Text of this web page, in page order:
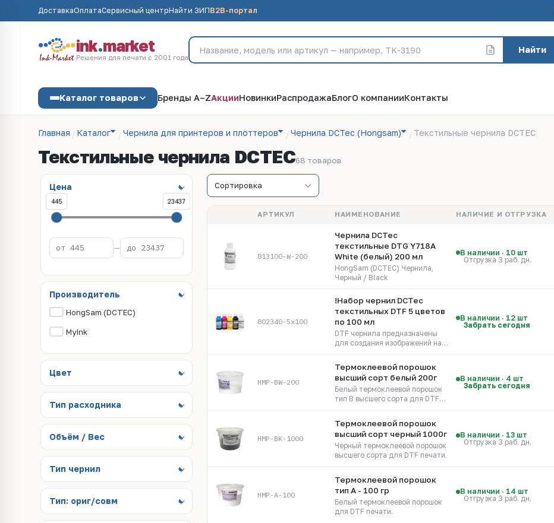
ДоставкаОплатаСервисный центрНайти ЗИПB2B-портал
ink.market
Решения для печати с 2001 года
Найти
Каталог товаров Бренды A–ZАкцииНовинкиРаспродажаБлогО компанииКонтакты
Главная Каталог Чернила для принтеров и плоттеров Чернила DCTec (Hongsam) Текстильные чернила DCTEC
Текстильные чернила DCTEC68 товаров
Цена
445 23437
—
Производитель
HongSam (DCTEC)
MyInk
Цвет
Тип расходника
Объём / Вес
Тип чернил
Тип: ориг/совм
АРТИКУЛ НАИМЕНОВАНИЕ НАЛИЧИЕ И ОТГРУЗКА
813100-W-200
Чернила DCTec
текстильные DTG Y718A
White (белый) 200 мл
HongSam (DCTEC) Чернила,
Черный / Black
В наличии · 10 шт
Отгрузка 3 раб. дн.
802340-5x100
!Набор чернил DCTec
текстильных DTF 5 цветов
по 100 мл
DTF чернила предназначены
для создания изображений на
термического переноса
В наличии · 12 шт
Забрать сегодня
HMP-BW-200
Термоклеевой порошок
высший сорт белый 200г
Белый термоклеевой порошок
тип B высшего сорта для DTF
В наличии · 4 шт
Забрать сегодня
HMP-BK-1000
Термоклеевой порошок
высший сорт черный 1000г
Черный термоклеевой порошок
высшего сорта для DTF печати.
В наличии · 13 шт
Отгрузка 3 раб. дн.
HMP-A-100
Термоклеевой порошок
тип А - 100 гр
Белый термоклеевой порошок
для DTF печати.
В наличии · 14 шт
Отгрузка 3 раб. дн.